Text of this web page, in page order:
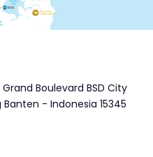
Boulevard BSD City
Banten - Indonesia 15345